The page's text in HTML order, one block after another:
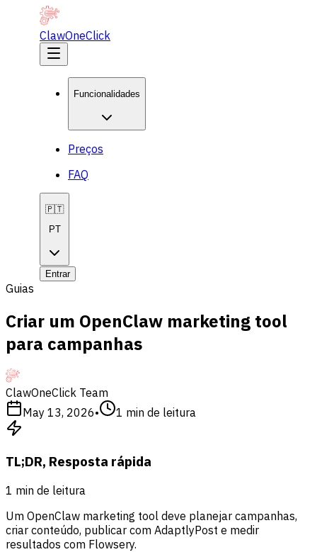
ClawOneClick
Funcionalidades
Preços
FAQ
🇵🇹
PT
Entrar
Guias
Criar um OpenClaw marketing tool
para campanhas
ClawOneClick Team
May 13, 2026• 1 min de leitura
TL;DR, Resposta rápida
1 min de leitura
Um OpenClaw marketing tool deve planejar campanhas,
criar conteúdo, publicar com AdaptlyPost e medir
resultados com Flowsery.